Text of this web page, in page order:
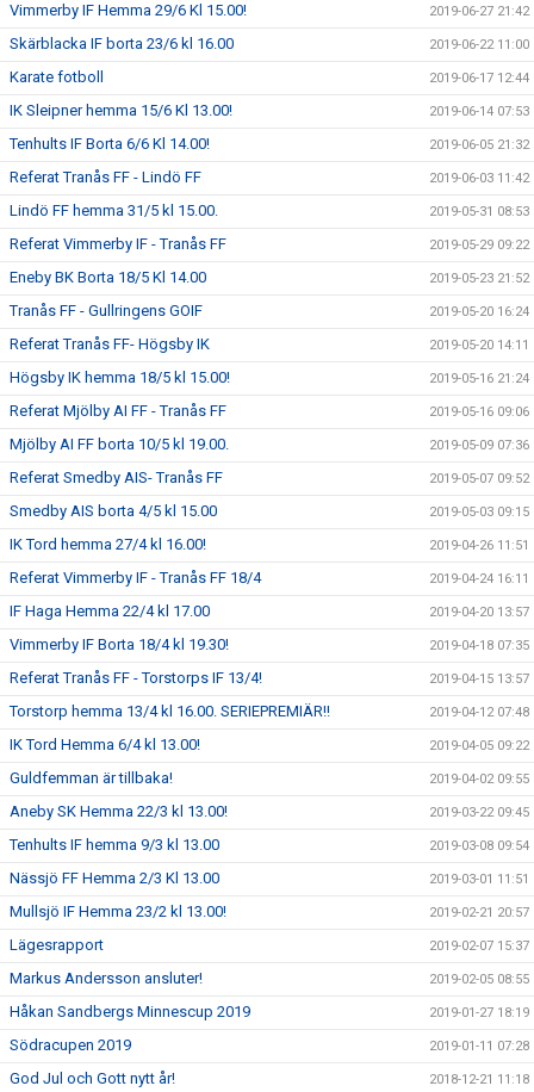
Vimmerby IF Hemma 29/6 Kl 15.00! 2019-06-27 21:42
Skärblacka IF borta 23/6 kl 16.00 2019-06-22 11:00
Karate fotboll 2019-06-17 12:44
IK Sleipner hemma 15/6 Kl 13.00! 2019-06-14 07:53
Tenhults IF Borta 6/6 Kl 14.00! 2019-06-05 21:32
Referat Tranås FF - Lindö FF 2019-06-03 11:42
Lindö FF hemma 31/5 kl 15.00. 2019-05-31 08:53
Referat Vimmerby IF - Tranås FF 2019-05-29 09:22
Eneby BK Borta 18/5 Kl 14.00 2019-05-23 21:52
Tranås FF - Gullringens GOIF 2019-05-20 16:24
Referat Tranås FF- Högsby IK 2019-05-20 14:11
Högsby IK hemma 18/5 kl 15.00! 2019-05-16 21:24
Referat Mjölby AI FF - Tranås FF 2019-05-16 09:06
Mjölby AI FF borta 10/5 kl 19.00. 2019-05-09 07:36
Referat Smedby AIS- Tranås FF 2019-05-07 09:52
Smedby AIS borta 4/5 kl 15.00 2019-05-03 09:15
IK Tord hemma 27/4 kl 16.00! 2019-04-26 11:51
Referat Vimmerby IF - Tranås FF 18/4 2019-04-24 16:11
IF Haga Hemma 22/4 kl 17.00 2019-04-20 13:57
Vimmerby IF Borta 18/4 kl 19.30! 2019-04-18 07:35
Referat Tranås FF - Torstorps IF 13/4! 2019-04-15 13:57
Torstorp hemma 13/4 kl 16.00. SERIEPREMIÄR!! 2019-04-12 07:48
IK Tord Hemma 6/4 kl 13.00! 2019-04-05 09:22
Guldfemman är tillbaka! 2019-04-02 09:55
Aneby SK Hemma 22/3 kl 13.00! 2019-03-22 09:45
Tenhults IF hemma 9/3 kl 13.00 2019-03-08 09:54
Nässjö FF Hemma 2/3 Kl 13.00 2019-03-01 11:51
Mullsjö IF Hemma 23/2 kl 13.00! 2019-02-21 20:57
Lägesrapport 2019-02-07 15:37
Markus Andersson ansluter! 2019-02-05 08:55
Håkan Sandbergs Minnescup 2019 2019-01-27 18:19
Södracupen 2019 2019-01-11 07:28
God Jul och Gott nytt år! 2018-12-21 11:18